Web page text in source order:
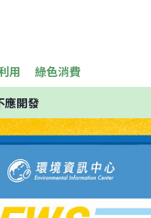
用 綠色消費
應開發